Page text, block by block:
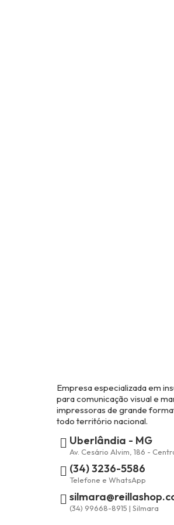
Empresa especializada em
para comunicação visual e
impressoras de grande
todo território nacional.
Uberlândia - MG
Av. Cesário Alvim, 186 -
(34) 3236-5586
Telefone e WhatsApp
(34) 99668-8915 | Silmara